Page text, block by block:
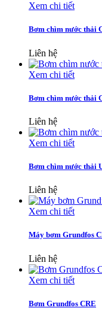
Xem chi tiết
Bơm chìm nước thải
Liên hệ
Xem chi tiết
Bơm chìm nước thải
Liên hệ
Xem chi tiết
Bơm chìm nước thải
Liên hệ
Xem chi tiết
Máy bơm Grundfos
Liên hệ
Xem chi tiết
Bơm Grundfos CRE